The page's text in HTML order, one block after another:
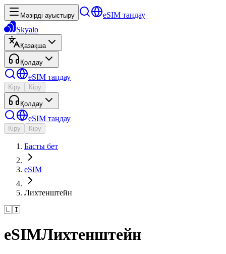
Мәзірді ауыстыру
eSIM таңдау
Skyalo
Қазақша
Қолдау
eSIM таңдау
Кіру Кіру
Қолдау
eSIM таңдау
Кіру Кіру
Басты бет
eSIM
Лихтенштейн
🇱🇮
eSIMЛихтенштейн